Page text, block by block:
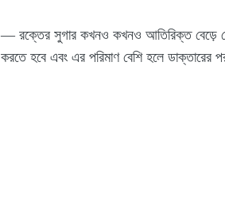
— রক্তের সুগার কখনও কখনও আতিরিক্ত বেড়ে
করতে হবে এবং এর পরিমাণ বেশি হলে ডাক্তারের